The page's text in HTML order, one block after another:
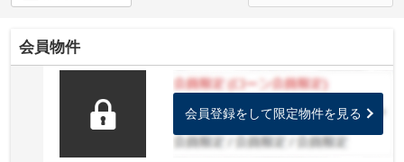
会員物件
会員登録をして限定物件を見る